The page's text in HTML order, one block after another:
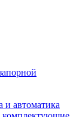
и автоматика